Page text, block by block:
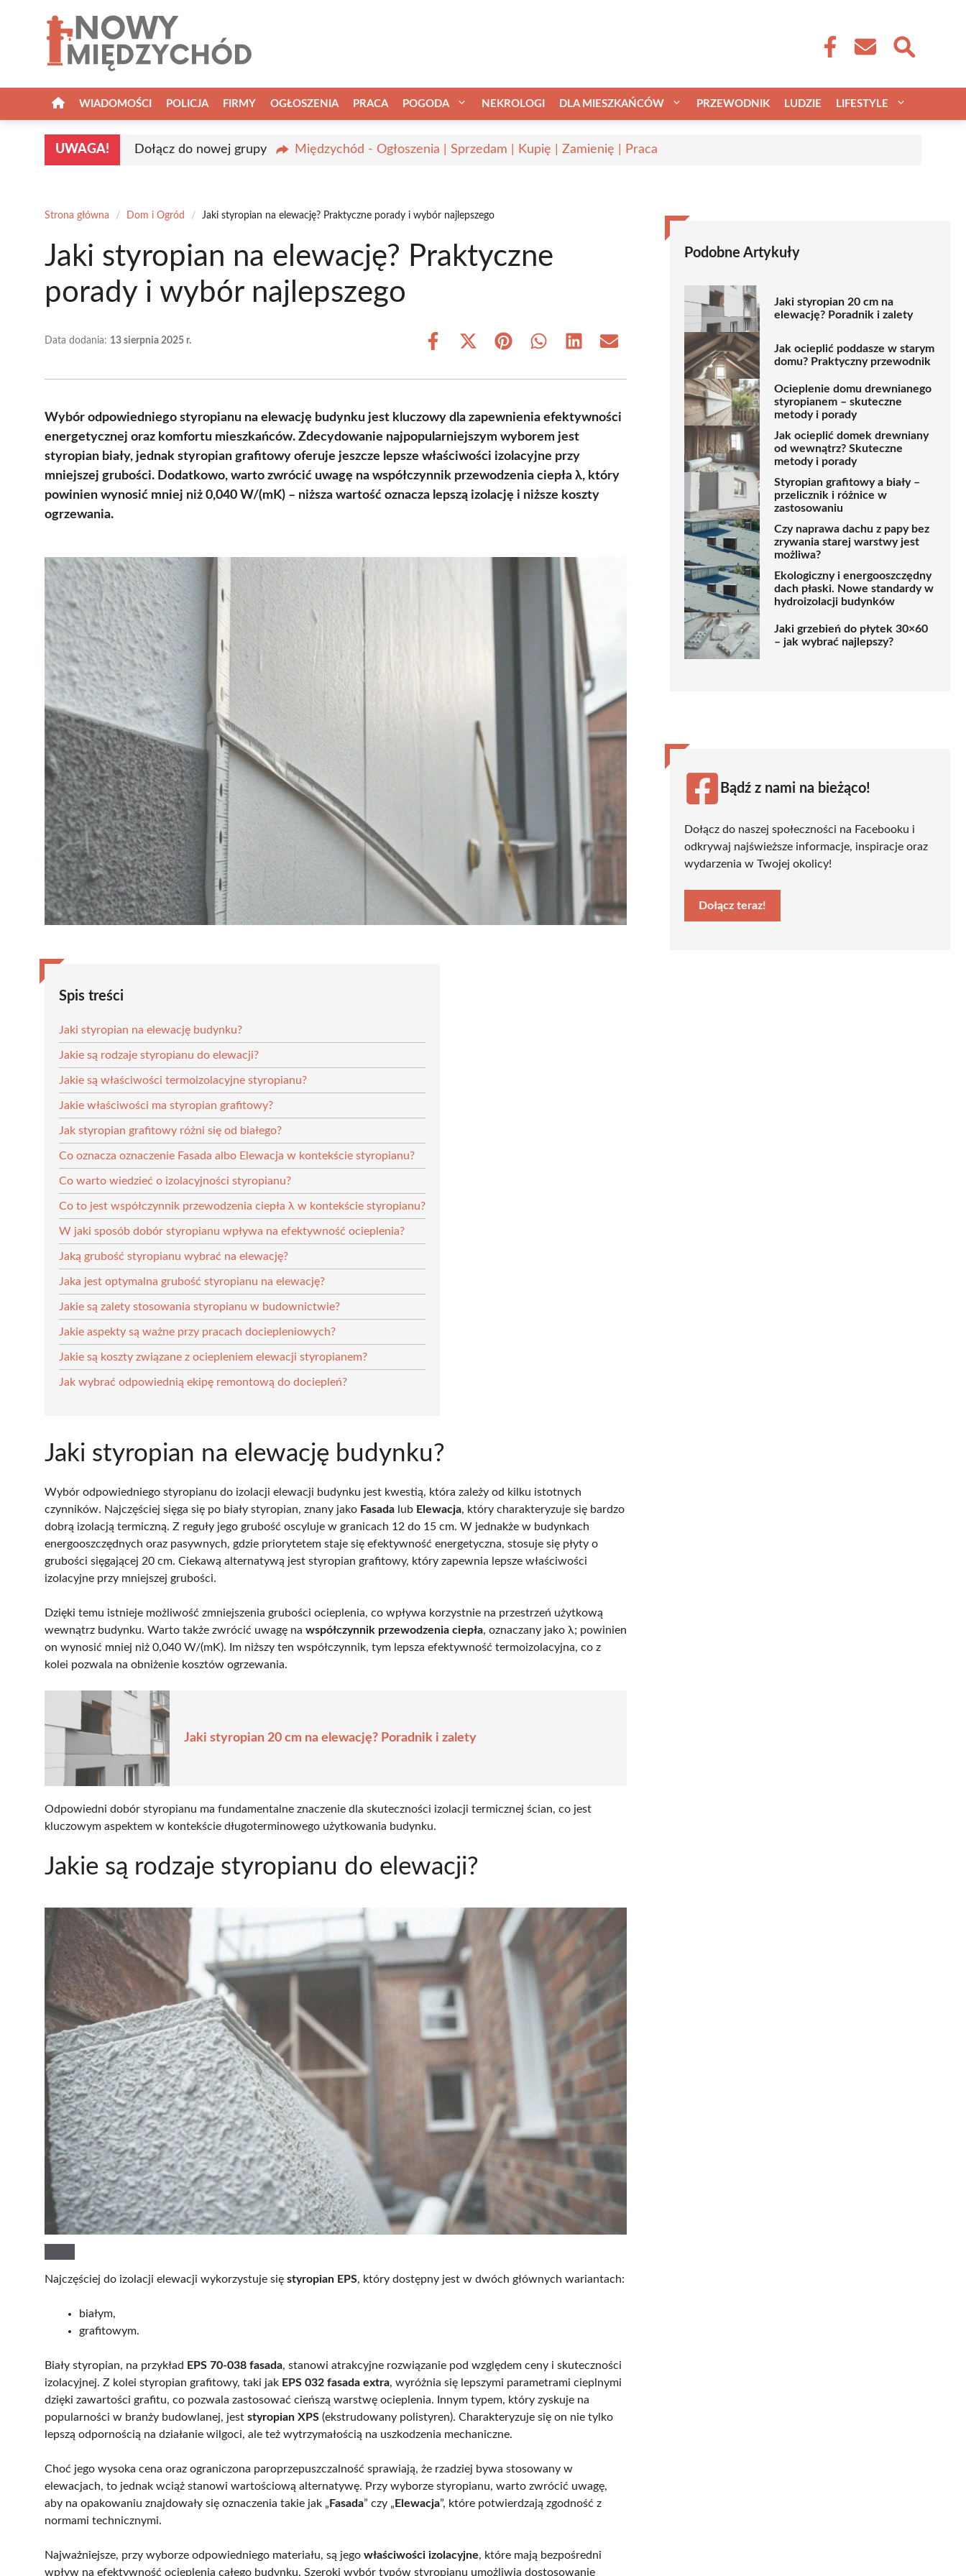
WIADOMOŚCI POLICJA FIRMY OGŁOSZENIA PRACA POGODA NEKROLOGI DLA MIESZKAŃCÓW PRZEWODNIK LUDZIE LIFESTYLE
UWAGA! Dołącz do nowej grupy Międzychód - Ogłoszenia | Sprzedam | Kupię | Zamienię | Praca
Strona główna / Dom i Ogród / Jaki styropian na elewację? Praktyczne porady i wybór najlepszego
Jaki styropian na elewację? Praktyczne
porady i wybór najlepszego
Data dodania: 13 sierpnia 2025 r.
Share
Share
(Twitter)
Share Share Share Share
Wybór odpowiedniego styropianu na elewację budynku jest kluczowy dla zapewnienia efektywności
energetycznej oraz komfortu mieszkańców. Zdecydowanie najpopularniejszym wyborem jest
styropian biały, jednak styropian grafitowy oferuje jeszcze lepsze właściwości izolacyjne przy
mniejszej grubości. Dodatkowo, warto zwrócić uwagę na współczynnik przewodzenia ciepła λ, który
powinien wynosić mniej niż 0,040 W/(mK) – niższa wartość oznacza lepszą izolację i niższe koszty
ogrzewania.
Spis treści
Jaki styropian na elewację budynku?
Jakie są rodzaje styropianu do elewacji?
Jakie są właściwości termoizolacyjne styropianu?
Jakie właściwości ma styropian grafitowy?
Jak styropian grafitowy różni się od białego?
Co oznacza oznaczenie Fasada albo Elewacja w kontekście styropianu?
Co warto wiedzieć o izolacyjności styropianu?
Co to jest współczynnik przewodzenia ciepła λ w kontekście styropianu?
W jaki sposób dobór styropianu wpływa na efektywność ocieplenia?
Jaką grubość styropianu wybrać na elewację?
Jaka jest optymalna grubość styropianu na elewację?
Jakie są zalety stosowania styropianu w budownictwie?
Jakie aspekty są ważne przy pracach dociepleniowych?
Jakie są koszty związane z ociepleniem elewacji styropianem?
Jak wybrać odpowiednią ekipę remontową do dociepleń?
Jaki styropian na elewację budynku?
Wybór odpowiedniego styropianu do izolacji elewacji budynku jest kwestią, która zależy od kilku istotnych
czynników. Najczęściej sięga się po biały styropian, znany jako Fasada lub Elewacja, który charakteryzuje się bardzo
dobrą izolacją termiczną. Z reguły jego grubość oscyluje w granicach 12 do 15 cm. W jednakże w budynkach
energooszczędnych oraz pasywnych, gdzie priorytetem staje się efektywność energetyczna, stosuje się płyty o
grubości sięgającej 20 cm. Ciekawą alternatywą jest styropian grafitowy, który zapewnia lepsze właściwości
izolacyjne przy mniejszej grubości.
Dzięki temu istnieje możliwość zmniejszenia grubości ocieplenia, co wpływa korzystnie na przestrzeń użytkową
wewnątrz budynku. Warto także zwrócić uwagę na współczynnik przewodzenia ciepła, oznaczany jako λ; powinien
on wynosić mniej niż 0,040 W/(mK). Im niższy ten współczynnik, tym lepsza efektywność termoizolacyjna, co z
kolei pozwala na obniżenie kosztów ogrzewania.
Jaki styropian 20 cm na elewację? Poradnik i zalety
Odpowiedni dobór styropianu ma fundamentalne znaczenie dla skuteczności izolacji termicznej ścian, co jest
kluczowym aspektem w kontekście długoterminowego użytkowania budynku.
Jakie są rodzaje styropianu do elewacji?
Najczęściej do izolacji elewacji wykorzystuje się styropian EPS, który dostępny jest w dwóch głównych wariantach:
białym,
grafitowym.
Biały styropian, na przykład EPS 70-038 fasada, stanowi atrakcyjne rozwiązanie pod względem ceny i skuteczności
izolacyjnej. Z kolei styropian grafitowy, taki jak EPS 032 fasada extra, wyróżnia się lepszymi parametrami cieplnymi
dzięki zawartości grafitu, co pozwala zastosować cieńszą warstwę ocieplenia. Innym typem, który zyskuje na
popularności w branży budowlanej, jest styropian XPS (ekstrudowany polistyren). Charakteryzuje się on nie tylko
lepszą odpornością na działanie wilgoci, ale też wytrzymałością na uszkodzenia mechaniczne.
Choć jego wysoka cena oraz ograniczona paroprzepuszczalność sprawiają, że rzadziej bywa stosowany w
elewacjach, to jednak wciąż stanowi wartościową alternatywę. Przy wyborze styropianu, warto zwrócić uwagę,
aby na opakowaniu znajdowały się oznaczenia takie jak „ Fasada” czy „ Elewacja”, które potwierdzają zgodność z
normami technicznymi.
Najważniejsze, przy wyborze odpowiedniego materiału, są jego właściwości izolacyjne, które mają bezpośredni
wpływ na efektywność ocieplenia całego budynku. Szeroki wybór typów styropianu umożliwia dostosowanie
Podobne Artykuły
Jaki styropian 20 cm na
elewację? Poradnik i zalety
Jak ocieplić poddasze w starym
domu? Praktyczny przewodnik
Ocieplenie domu drewnianego
styropianem – skuteczne
metody i porady
Jak ocieplić domek drewniany
od wewnątrz? Skuteczne
metody i porady
Styropian grafitowy a biały –
przelicznik i różnice w
zastosowaniu
Czy naprawa dachu z papy bez
zrywania starej warstwy jest
możliwa?
Ekologiczny i energooszczędny
dach płaski. Nowe standardy w
hydroizolacji budynków
Jaki grzebień do płytek 30×60
– jak wybrać najlepszy?
Bądź z nami na bieżąco!
Dołącz do naszej społeczności na Facebooku i
odkrywaj najświeższe informacje, inspiracje oraz
wydarzenia w Twojej okolicy!
Dołącz teraz!